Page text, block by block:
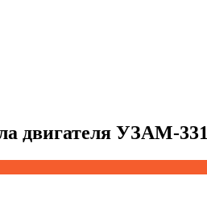
двигателя УЗАМ-